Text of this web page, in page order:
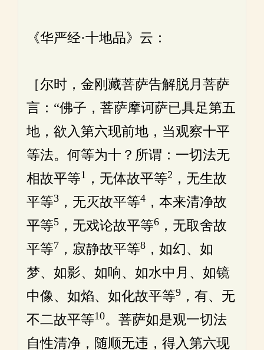
《华严经·十地品》云：
［尔时，金刚藏菩萨告解脱月菩萨
言：“佛子，菩萨摩诃萨已具足第五
地，欲入第六现前地，当观察十平
等法。何等为十？所谓：一切法无
相故平等1 ，无体故平等2 ，无生故
平等3 ，无灭故平等4 ，本来清净故
平等5 ，无戏论故平等6 ，无取舍故
平等7 ，寂静故平等8 ，如幻、如
梦、如影、如响、如水中月、如镜
中像、如焰、如化故平等9 ，有、无
不二故平等10。菩萨如是观一切法
自性清净，随顺无违，得入第六现